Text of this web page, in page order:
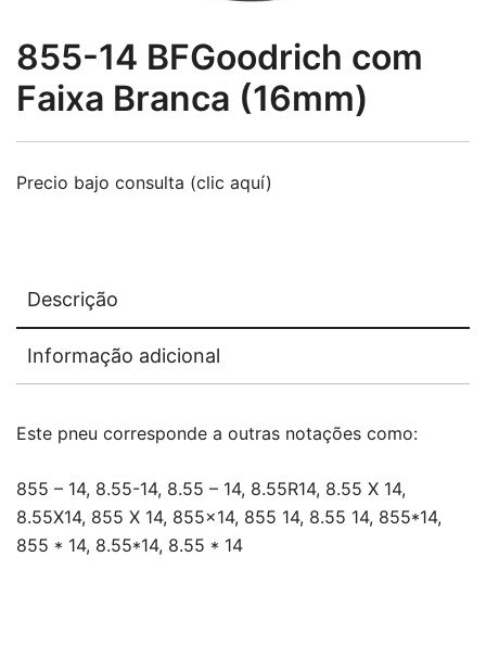
855-14 BFGoodrich com
Faixa Branca (16mm)
Precio bajo consulta (clic aquí)
Descrição
Informação adicional
Este pneu corresponde a outras notações como:
855 – 14, 8.55-14, 8.55 – 14, 8.55R14, 8.55 X 14,
8.55X14, 855 X 14, 855×14, 855 14, 8.55 14, 855*14,
855 * 14, 8.55*14, 8.55 * 14